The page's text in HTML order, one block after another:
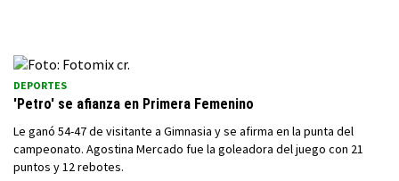
DEPORTES
'Petro' se afianza en Primera Femenino
Le ganó 54-47 de visitante a Gimnasia y se afirma en la punta del
campeonato. Agostina Mercado fue la goleadora del juego con 21
puntos y 12 rebotes.